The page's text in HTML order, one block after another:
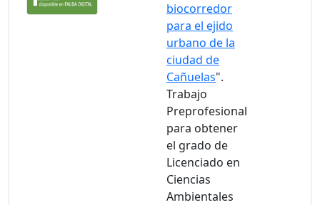
biocorredor
para el ejido
urbano de la
ciudad de
Cañuelas".
Trabajo
Preprofesional
para obtener
el grado de
Licenciado en
Ciencias
Ambientales